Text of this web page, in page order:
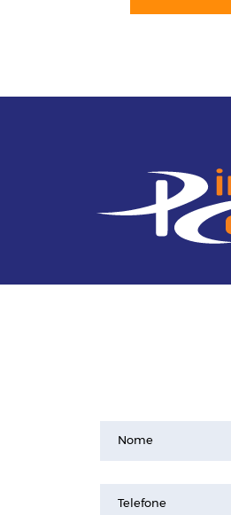
Nome
Telefone